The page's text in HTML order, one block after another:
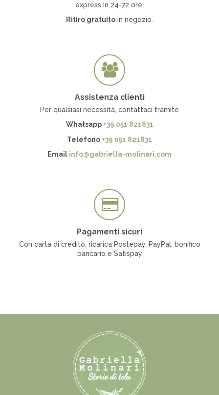
express in 24-72 ore.
Ritiro gratuito in negozio.
Assistenza clienti
Per qualsiasi necessità, contattaci tramite
Whatsapp +39 051 821831
Telefono +39 051 821831
Email info@gabriella-molinari.com
Pagamenti sicuri
Con carta di credito, ricarica Postepay, PayPal, bonifico
bancario e Satispay